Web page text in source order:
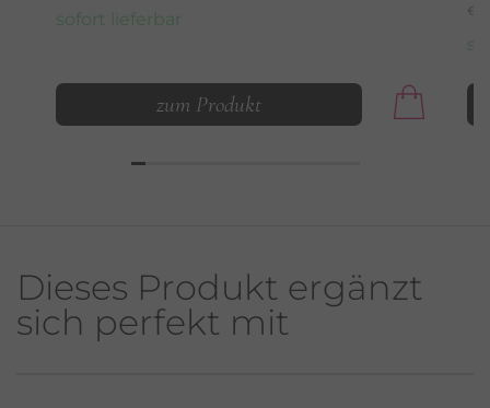
sofort lieferbar
zum Produkt
€
Dieses Produkt ergänzt
sich perfekt mit